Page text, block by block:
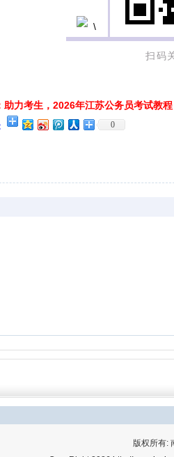
扫码
助力考生，2026年江苏公务员考试教程
0
版权所有: